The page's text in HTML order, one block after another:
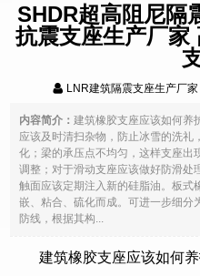
SHDR超高阻尼隔
抗震支座生产厂家
LNR建筑隔震支座生产厂
内容简介：建筑橡胶支座应该如何养
应该及时清扫杂物，防止冰雪的洗
化；梁的承压点不均匀，这样支座出
调整；对于滑动支座应该做好防滑处
触面应该定期注入新的硅脂油。板式
嵌、粘合、硫化而成。可进一步细分
防线，根据其构...
建筑橡胶支座应该如何